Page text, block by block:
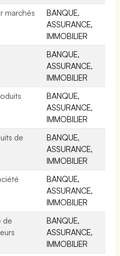
marchés
BANQUE,
ASSURANCE,
IMMOBILIER
BANQUE,
ASSURANCE,
IMMOBILIER
BANQUE,
ASSURANCE,
IMMOBILIER
de
BANQUE,
ASSURANCE,
IMMOBILIER
BANQUE,
ASSURANCE,
IMMOBILIER
de
BANQUE,
ASSURANCE,
IMMOBILIER